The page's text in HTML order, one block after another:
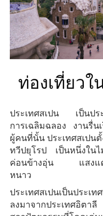
ท่องเที่ยว
ประเทศสเปน เป็นประเทศที่พอพูดถึงทีไรก็จะนึกถึง
การเฉลิมฉลอง งานรื่น
ผู้คนที่นั้น ประเทศสเปน
ทวีปยุโรป เป็นหนึ่งในไ
ค่อนข้างอุ่น แสงแดด
หนาว
ประเทศสเปนเป็นประเทศที่มีมรดกโลกเยอะที่สุดรอง
ลงมาจากประเทศ